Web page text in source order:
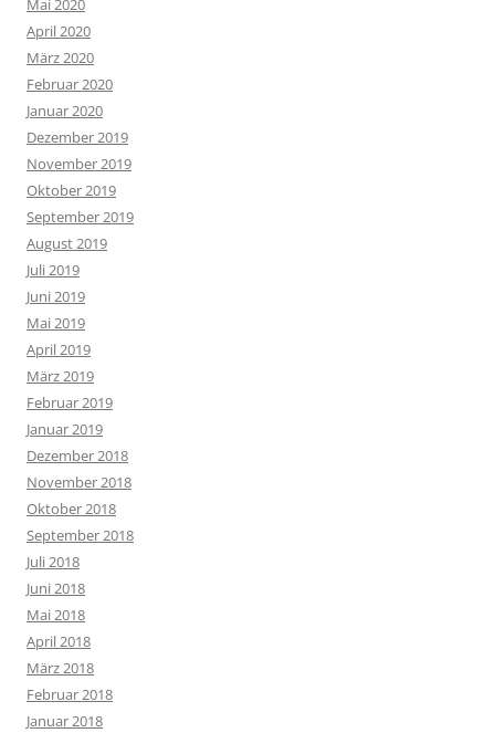
Mai 2020
April 2020
März 2020
Februar 2020
Januar 2020
Dezember 2019
November 2019
Oktober 2019
September 2019
August 2019
Juli 2019
Juni 2019
Mai 2019
April 2019
März 2019
Februar 2019
Januar 2019
Dezember 2018
November 2018
Oktober 2018
September 2018
Juli 2018
Juni 2018
Mai 2018
April 2018
März 2018
Februar 2018
Januar 2018